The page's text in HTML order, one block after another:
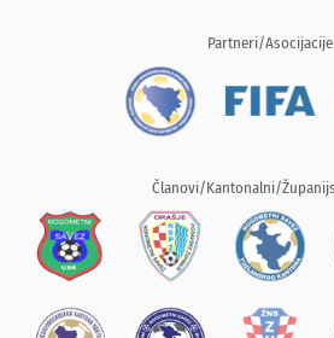
Partneri/Asocijacije
Članovi/Kantonalni/